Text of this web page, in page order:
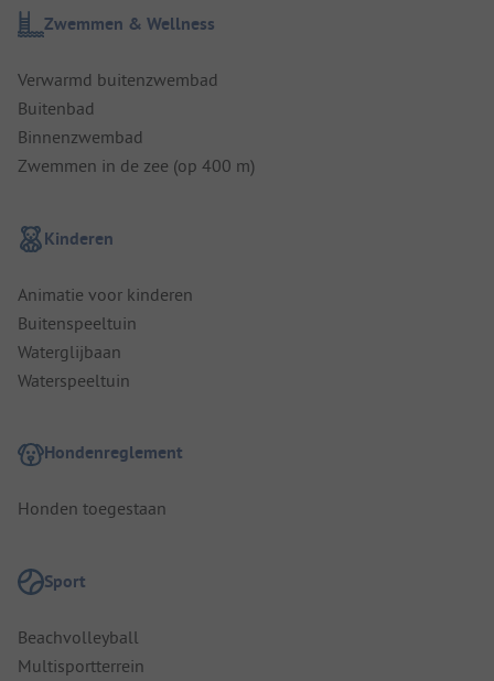
Zwemmen & Wellness
Verwarmd buitenzwembad
Buitenbad
Binnenzwembad
Zwemmen in de zee (op 400 m)
Kinderen
Animatie voor kinderen
Buitenspeeltuin
Waterglijbaan
Waterspeeltuin
Hondenreglement
Honden toegestaan
Sport
Beachvolleyball
Multisportterrein